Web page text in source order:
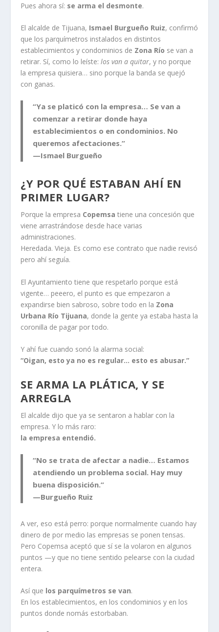
Pues ahora sí: se arma el desmonte.
El alcalde de Tijuana, Ismael Burgueño Ruiz, confirmó
que los parquímetros instalados en distintos
establecimientos y condominios de Zona Río se van a
retirar. Sí, como lo leíste:los van a quitar, y no porque
la empresa quisiera… sino porque la banda se quejó
con ganas.
“Ya se platicó con la empresa… Se van a
comenzar a retirar donde haya
establecimientos o en condominios. No
queremos afectaciones.”
—Ismael Burgueño
¿Y POR QUÉ ESTABAN AHÍ EN
PRIMER LUGAR?
Porque la empresa Copemsa tiene una concesión que
viene arrastrándose desde hace varias
administraciones.
Heredada. Vieja. Es como ese contrato que nadie revisó
pero ahí seguía.
El Ayuntamiento tiene que respetarlo porque está
vigente… peeero, el punto es que empezaron a
expandirse bien sabroso, sobre todo en la Zona
Urbana Río Tijuana, donde la gente ya estaba hasta la
coronilla de pagar por todo.
Y ahí fue cuando sonó la alarma social:
“Oigan, esto ya no es regular… esto es abusar.”
SE ARMA LA PLÁTICA, Y SE
ARREGLA
El alcalde dijo que ya se sentaron a hablar con la
empresa. Y lo más raro:
la empresa entendió.
“No se trata de afectar a nadie… Estamos
atendiendo un problema social. Hay muy
buena disposición.”
—Burgueño Ruiz
A ver, eso está perro: porque normalmente cuando hay
dinero de por medio las empresas se ponen tensas.
Pero Copemsa aceptó que sí se la volaron en algunos
puntos —y que no tiene sentido pelearse con la ciudad
entera.
Así que los parquímetros se van.
En los establecimientos, en los condominios y en los
puntos donde nomás estorbaban.